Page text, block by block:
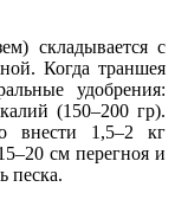
складывается с
Когда траншея
удобрения:
(150–200 гр).
внести 1,5–2 кг
см перегноя и
песка.